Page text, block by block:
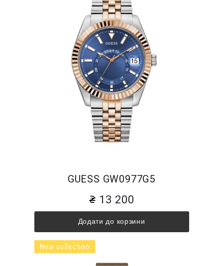
GUESS GW0977G5
13 200
Додати до корзини
New collection